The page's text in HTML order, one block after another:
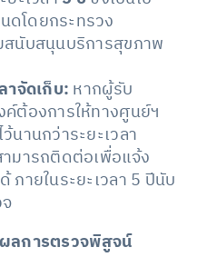
ดโดยกระทรวง
นับสนุนบริการสุขภาพ
าจัดเก็บ: หากผู้รับ
ต้องการให้ทางศูนย์ฯ
นานกว่าระยะเวลา
มารถติดต่อเพื่อแจ้ง
ภายในระยะเวลา 5 ปีนับ
ลการตรวจพิสูจน์